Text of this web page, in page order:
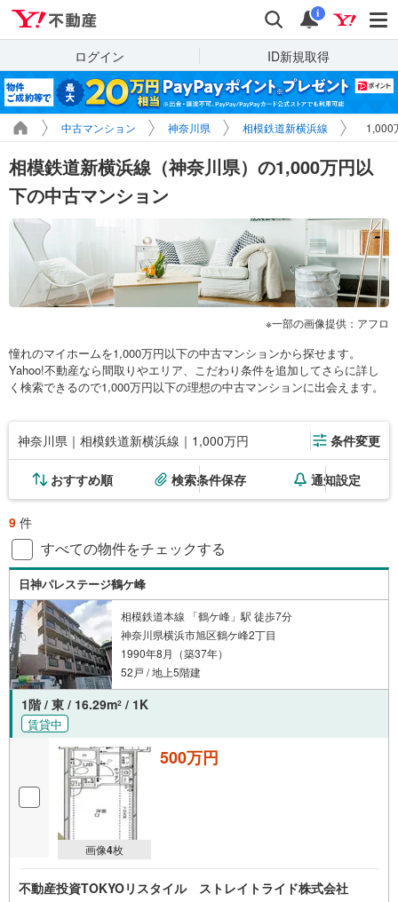
検索 通知
i
ログイン ID新規取得
中古マンション 神奈川県 相模鉄道新横浜線 1,000
相模鉄道新横浜線（神奈川県）の1,000万円以
下の中古マンション
一部の画像提供：アフロ
憧れのマイホームを1,000万円以下の中古マンションから探せます。
Yahoo!不動産なら間取りやエリア、こだわり条件を追加してさらに詳し
く検索できるので1,000万円以下の理想の中古マンションに出会えます。
神奈川県｜相模鉄道新横浜線｜1,000万円 条件変更
おすすめ順 検索条件保存 通知設定
9 件
すべての物件をチェックする
日神パレステージ鶴ケ峰
相模鉄道本線 「鶴ケ峰」駅 徒歩7分
神奈川県横浜市旭区鶴ケ峰2丁目
1990年8月（築37年）
52戸 / 地上5階建
1階 / 東 / 16.29m2 / 1K
賃貸中
画像4枚
500万円
不動産投資TOKYOリスタイル ストレイトライド株式会社